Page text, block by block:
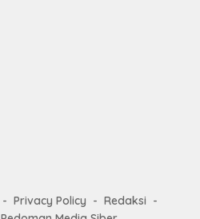
Privacy Policy
Redaksi